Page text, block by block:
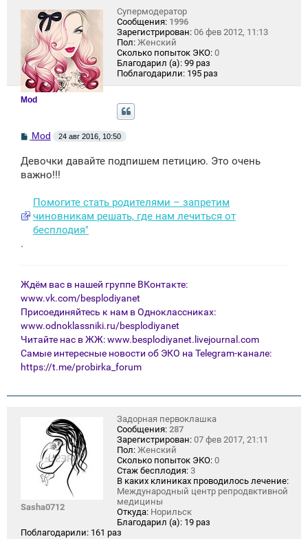
Mod
Супермодератор
Сообщения: 1996
Зарегистрирован: 06 фев 2012, 11:13
Пол: Женский
Сколько попыток ЭКО: 0
Благодарил (а): 99 раз
Поблагодарили: 195 раз
С
б
щ
е
Mod 24 авг 2016, 10:50
Девочки давайте подпишем петицию. Это очень
важно!!!
Помогите стать родителями – запретим
чиновникам решать, где нам лечиться от
бесплодия"
.
Ждём вас в нашей группе ВКонтакте:
www.vk.com/besplodiyanet
Присоединяйтесь к нам в Одноклассниках:
www.odnoklassniki.ru/besplodiyanet
Читайте нас в ЖЖ:www.besplodiyanet.livejournal.com
Самые интересные новости об ЭКО на Telegram-канале:
https://t.me/probirka_forum
Sasha0712
Задорная первоклашка
Сообщения: 287
Зарегистрирован: 07 фев 2017, 21:11
Пол: Женский
Сколько попыток ЭКО: 0
Стаж бесплодия: 3
В каких клиниках проводилось лечение:
Международный центр репродвктивной
медицины
Откуда: Норильск
Благодарил (а): 19 раз
Поблагодарили: 161 раз